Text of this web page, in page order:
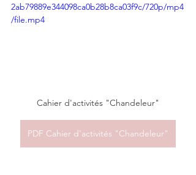
2ab79889e344098ca0b28b8ca03f9c/720p/mp4
/file.mp4
Cahier d'activités "Chandeleur"
PDF Cahier d'activités "Chandeleur"